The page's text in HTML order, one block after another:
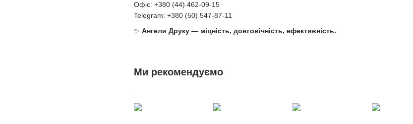
Офіс: +380 (44) 462-09-15
Telegram: +380 (50) 547-87-11
✨ Ангели Друку — міцність, довговічність, ефективність.
Ми рекомендуємо